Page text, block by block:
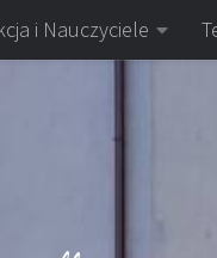
i Nauczyciele